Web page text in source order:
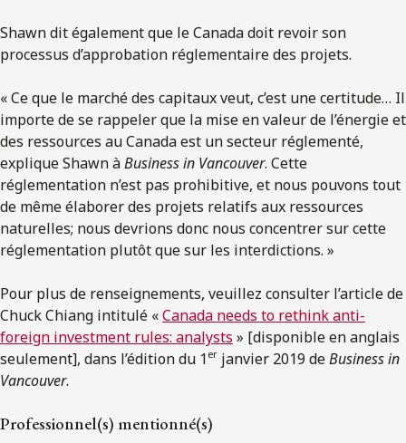
Shawn dit également que le Canada doit revoir son
processus d’approbation réglementaire des projets.
« Ce que le marché des capitaux veut, c’est une certitude… Il
importe de se rappeler que la mise en valeur de l’énergie et
des ressources au Canada est un secteur réglementé,
explique Shawn àBusiness in Vancouver. Cette
réglementation n’est pas prohibitive, et nous pouvons tout
de même élaborer des projets relatifs aux ressources
naturelles; nous devrions donc nous concentrer sur cette
réglementation plutôt que sur les interdictions. »
Pour plus de renseignements, veuillez consulter l’article de
Chuck Chiang intitulé «Canada needs to rethink anti-
foreign investment rules: analysts » [disponible en anglais
seulement], dans l’édition du 1 er janvier 2019 deBusiness in
Vancouver.
Professionnel(s) mentionné(s)